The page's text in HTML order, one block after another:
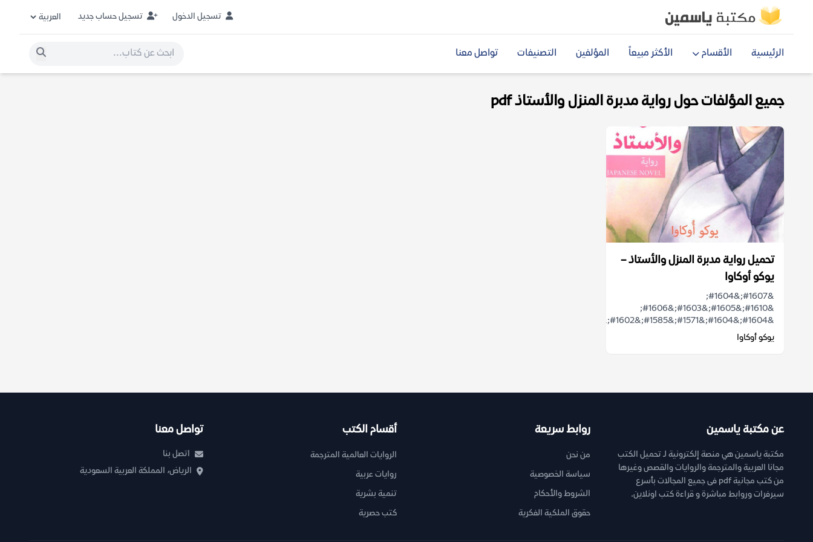
تسجيل الدخول تسجيل حساب جديد
الرئيسية الأقسام الأكثر مبيعاً المؤلفين التصنيفات تواصل معنا
جميع المؤلفات حول رواية مدبرة المنزل والأستاذ pdf
تحميل رواية مدبرة المنزل والأستاذ –
يوكو أوكاوا
&#1607;&#1604;
&#1610;&#1605;&#1603;&#1606;
&#1604;&#1604;&#1571;&#1585;&#1602;&...
يوكو أوكاوا
عن مكتبة ياسمين
مكتبة ياسمين هي منصة إلكترونية لـ تحميل الكتب
مجانا العربية والمترجمة والروايات والقصص وغيرها
من كتب مجانية pdf فى جميع المجالات بأسرع
سيرفرات وروابط مباشرة و قراءة كتب اونلاين.
روابط سريعة
من نحن
سياسة الخصوصية
الشروط والأحكام
حقوق الملكية الفكرية
أقسام الكتب
الروايات العالمية المترجمة
روايات عربية
تنمية بشرية
كتب حصرية
تواصل معنا
اتصل بنا
الرياض، المملكة العربية السعودية